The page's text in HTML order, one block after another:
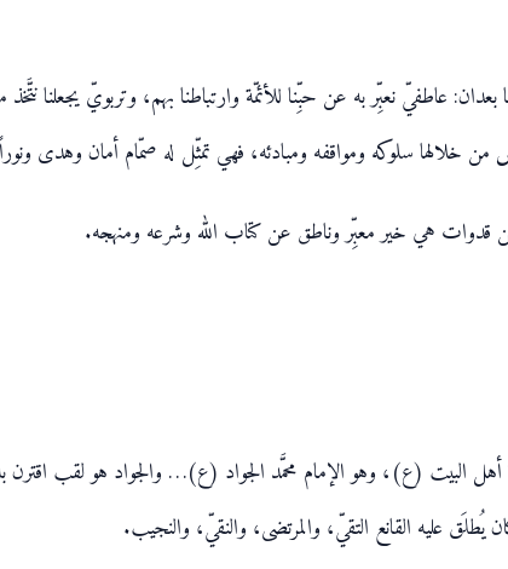
عاطفيّ نعبِّر به عن حبِّنا للأئمّة وارتباطنا بهم، وتربويّ يجعلنا
خلالها سلوكه ومواقفه ومبادئه، فهي تمثِّل له صمّام أمان وهدى
قدوات هي خير معبِّر وناطق عن كتاب الله وشرعه ومنهجه.
أهل البيت (ع)، وهو الإمام محمَّد الجواد (ع)… والجواد هو لقب
عليه القانع التقيّ، والمرتضى، والنقيّ، والنجيب.